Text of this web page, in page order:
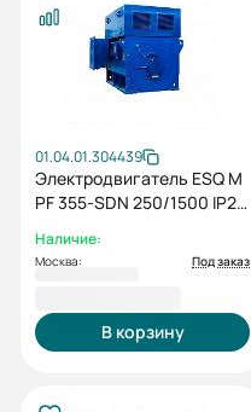
01.04.01.304439
Электродвигатель ESQ M
PF 355-SDN 250/1500 IP23
Наличие:
Москва: Под заказ
В корзину